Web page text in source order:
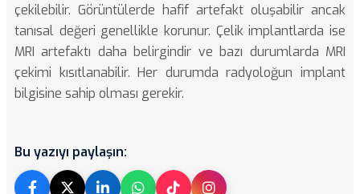
çekilebilir. Görüntülerde hafif artefakt oluşabilir ancak
tanısal değeri genellikle korunur. Çelik implantlarda ise
MRI artefaktı daha belirgindir ve bazı durumlarda MRI
çekimi kısıtlanabilir. Her durumda radyoloğun implant
bilgisine sahip olması gerekir.
Bu yazıyı paylaşın: